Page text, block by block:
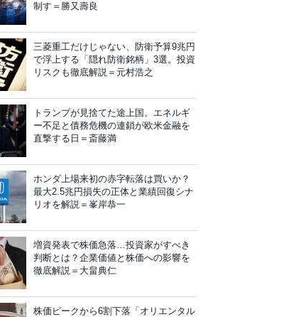
制す＝勝又壽良
三菱重工だけじゃない、防衛予算9兆円
で浮上する「隠れ防衛銘柄」3選。投資
リスクも徹底解説＝元村浩之
トランプが見捨てた途上国。エネルギ
ー不足と債務危機の連鎖が欧米金融を
直撃する日＝斎藤満
ホンダ上場来初の赤字転落は買いか？
最大2.5兆円損失の正体と業績回復シナ
リオを解説＝峯岸恭一
増資発表で株価急落…投資家がすべき
判断とは？企業価値と株価への影響を
徹底解説＝大畠典仁
株価ピークから6割下落「オリエンタル